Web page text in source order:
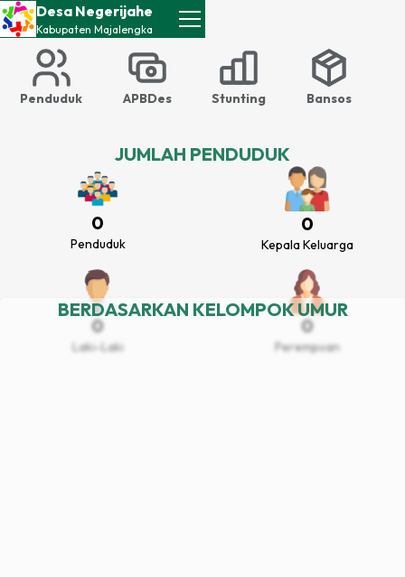
Desa Negerijahe
Kabupaten Majalengka
Penduduk APBDes Stunting Bansos
JUMLAH PENDUDUK
0
Penduduk
0
Kepala Keluarga
0
Laki-Laki
0
Perempuan
BERDASARKAN KELOMPOK UMUR